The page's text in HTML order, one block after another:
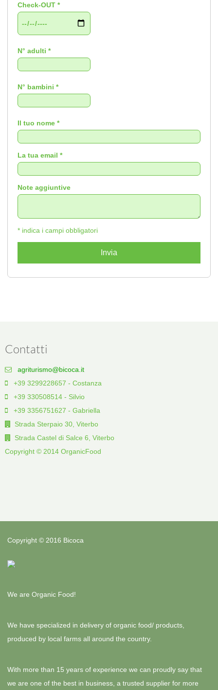
Check-OUT *
N° adulti *
N° bambini *
Il tuo nome *
La tua email *
Note aggiuntive
* indica i campi obbligatori
Contatti
agriturismo@bicoca.it
+39 3299228657 - Costanza
+39 330508514 - Silvio
+39 3356751627 - Gabriella
Strada Sterpaio 30, Viterbo
Strada Castel di Salce 6, Viterbo
Copyright © 2014 OrganicFood
Copyright © 2016 Bicoca
We are Organic Food!
We have specialized in delivery of organic food/ products,
produced by local farms all around the country.
With more than 15 years of experience we can proudly say that
we are one of the best in business, a trusted supplier for more